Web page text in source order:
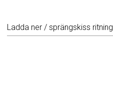
Ladda ner / sprängskiss ritning